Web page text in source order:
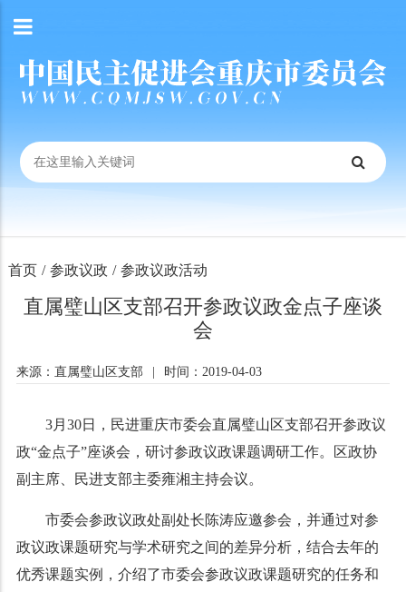
首页 / 参政议政 / 参政议政活动
直属璧山区支部召开参政议政金点子座谈
会
来源：直属璧山区支部 时间：2019-04-03
3月30日，民进重庆市委会直属璧山区支部召开参政议
政“金点子”座谈会，研讨参政议政课题调研工作。区政协
副主席、民进支部主委雍湘主持会议。
市委会参政议政处副处长陈涛应邀参会，并通过对参
政议政课题研究与学术研究之间的差异分析，结合去年的
优秀课题实例，介绍了市委会参政议政课题研究的任务和